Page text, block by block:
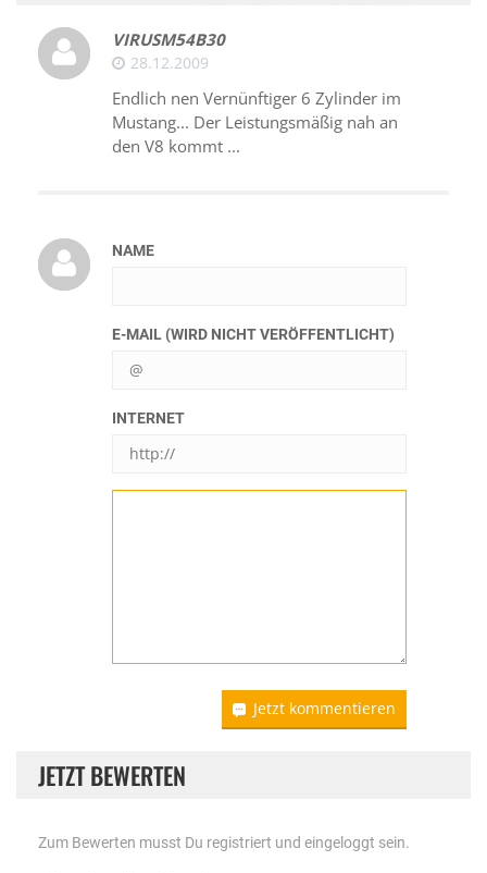
VIRUSM54B30
28.12.2009
Endlich nen Vernünftiger 6 Zylinder im
Mustang... Der Leistungsmäßig nah an
den V8 kommt ...
NAME
E-MAIL (WIRD NICHT VERÖFFENTLICHT)
INTERNET
Jetzt kommentieren
JETZT BEWERTEN
Zum Bewerten musst Du registriert und eingeloggt sein.